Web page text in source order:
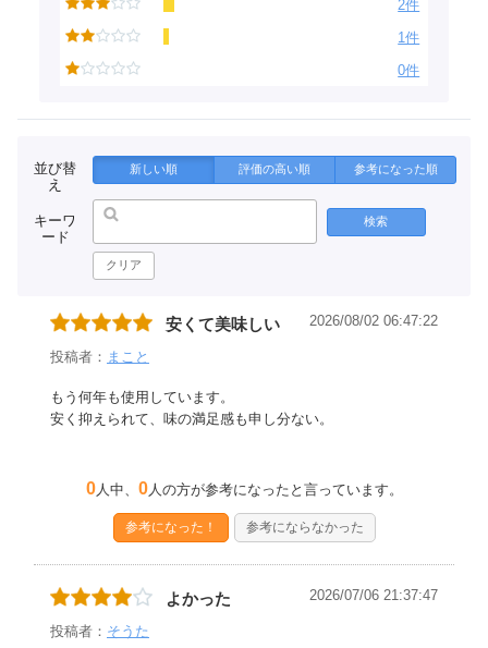
2件
1件
0件
並び替
え
新しい順 評価の高い順 参考になった順
キーワ
ード
検索
クリア
安くて美味しい 2026/08/02 06:47:22
投稿者： まこと
もう何年も使用しています。
安く抑えられて、味の満足感も申し分ない。
0人中、 0人の方が参考になったと言っています。
参考になった！ 参考にならなかった
よかった 2026/07/06 21:37:47
投稿者： そうた